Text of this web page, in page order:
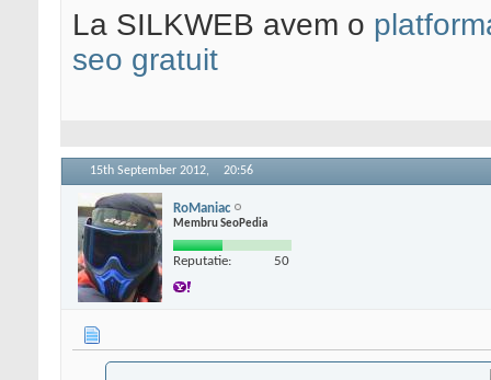
La SILKWEB avem o
seo gratuit
15th September 2012, 20:56
RoManiac
Membru SeoPedia
Reputatie: 50